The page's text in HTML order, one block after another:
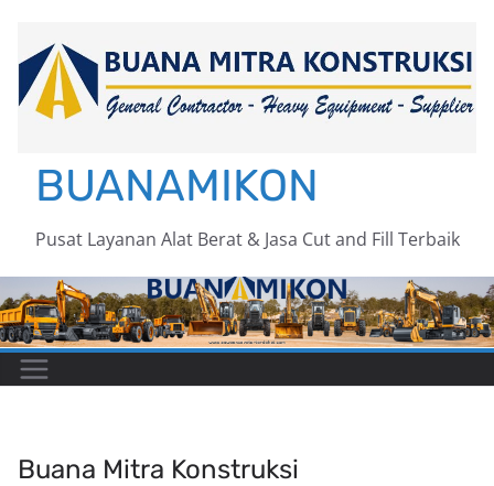
content
BUANAMIKON
Pusat Layanan Alat Berat & Jasa Cut and Fill Terbaik
Buana Mitra Konstruksi